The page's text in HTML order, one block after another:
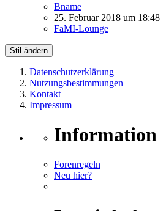
Bname
25. Februar 2018 um 18:48
FaMI-Lounge
Stil ändern
Datenschutzerklärung
Nutzungsbestimmungen
Kontakt
Impressum
Information
Forenregeln
Neu hier?